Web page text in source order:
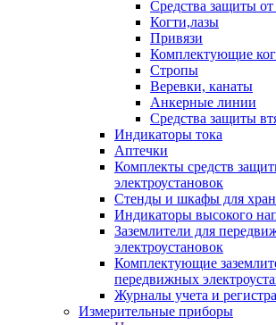
Средства защиты
Когти,лазы
Привязи
Комплектующие
Стропы
Веревки, канаты
Анкерные линии
Средства защиты
Индикаторы тока
Аптечки
Комплекты средств
электроустановок
Стенды и шкафы для
Индикаторы высокого
Заземлители для
электроустановок
Комплектующие
передвижных
Журналы учета и
Измерительные приборы